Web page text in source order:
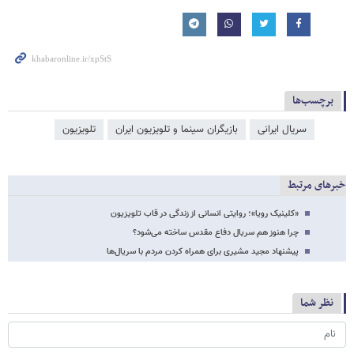
برچسب‌ها
سریال ایرانی بازیگران سینما و تلویزیون ایران تلویزیون
خبرهای مرتبط
«کلینیک رویا»؛ روایتی انسانی از زندگی در قاب تلویزیون
چرا هنوز هم سریال دفاع مقدس ساخته می‌شود؟
پیشنهاد مجید مشیری برای همراه کردن مردم با سریال‌ها
نظر شما